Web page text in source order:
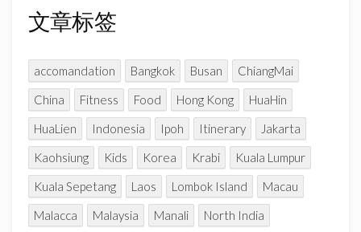
n
类
文章标签
accomandation Bangkok Busan
ChiangMai
China
Fitness Food Hong Kong
HuaHin
HuaLien
Indonesia Ipoh Itinerary
Jakarta
Kaohsiung
Kids Korea Krabi
Kuala Lumpur
Kuala Sepetang
Laos Lombok Island
Macau
Malacca
Malaysia Manali
North India